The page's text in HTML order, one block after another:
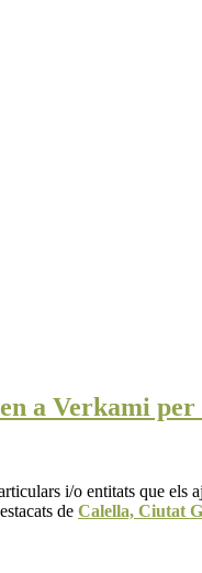
a Verkami
i/o entitats que els
de Calella, Ciutat